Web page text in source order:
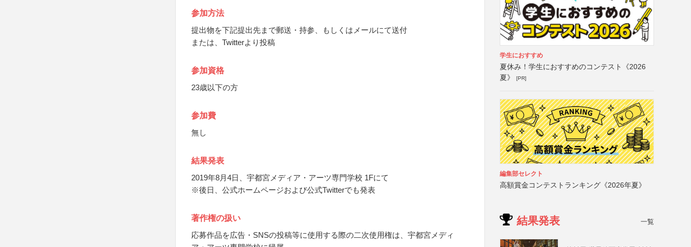
参加方法
提出物を下記提出先まで郵送・持参、もしくはメールにて送付
または、Twitterより投稿
参加資格
23歳以下の方
参加費
無し
結果発表
2019年8月4日、宇都宮メディア・アーツ専門学校 1Fにて
※後日、公式ホームページおよび公式Twitterでも発表
著作権の扱い
応募作品を広告・SNSの投稿等に使用する際の二次使用権は、宇都宮メディ
学生におすすめ
夏休み！学生におすすめのコンテスト《2026
夏》
[PR]
編集部セレクト
高額賞金コンテストランキング《2026年夏》
結果発表 一覧